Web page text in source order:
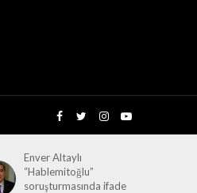
Enver Altaylı
“Hablemitoğlu”
soruşturmasında ifade